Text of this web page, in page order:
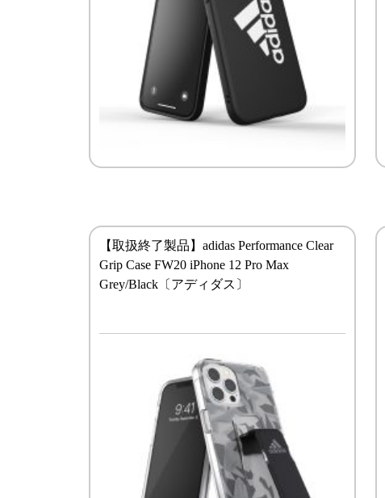
【取扱終了製品】adidas Performance Clear
Grip Case FW20 iPhone 12 Pro Max
Grey/Black〔アディダス〕